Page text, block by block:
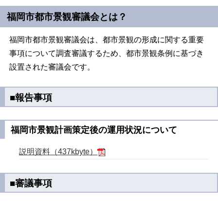
福岡市都市景観審議会とは？
福岡市都市景観審議会は、都市景観の形成に関する重要
事項について調査審議するため、都市景観条例に基づき
設置された審議会です。
■報告事項
福岡市景観計画策定後の運用状況について
説明資料（437kbyte）
■審議事項